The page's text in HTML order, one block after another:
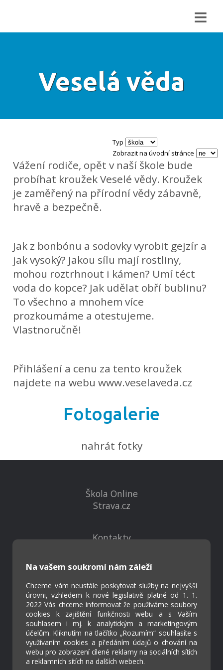
≡
Veselá věda
Typ
Zobrazit na úvodní stránce
Vážení rodiče, opět v naší škole bude
probíhat kroužek Veselé vědy. Kroužek
je zaměřený na přírodní vědy zábavně,
hravě a bezpečně.
Jak z bonbónu a sodovky vyrobit gejzír a
jak vysoký? Jakou sílu mají rostliny,
mohou roztrhnout i kámen? Umí téct
voda do kopce? Jak udělat obří bublinu?
To všechno a mnohem více
prozkoumáme a otestujeme.
Vlastnoručně!
Přihlášení a cenu za tento kroužek
najdete na webu www.veselaveda.cz
Fotogalerie
nahrát fotky
Na vašem soukromí nám záleží
Chceme vám neustále poskytovat služby na nejvyšší
úrovni, vzhledem k nové legislativě platné od 1. 1.
2022 Vás chceme informovat že používáme soubory
cookies k zajištění funkčnosti webu a s Vaším
souhlasem i mj. k analytickým a marketingovým
účelům. Kliknutím na tlačítko „Rozumím“ souhlasíte s
využívaním cookies a předáním údajů o chování na
webu pro zobrazení cílené reklamy na sociálních sítích
a reklamních sítích na dalších webech.
Škola Online
Strava.cz
Kontakty
Virtuální prohlídka
Cookies
Přístupnost
Přihlášení